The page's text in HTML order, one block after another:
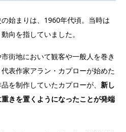
始まりは、1960年代頃。当時は
向を指していました。
街地において観客や一般人を巻き
表作家アラン・カプローが始めた
を制作していたカプローが、 新し
きを置くようになったことが発端